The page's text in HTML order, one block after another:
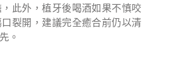
此外，植牙後喝酒如果不慎咬
裂開，建議完全癒合前仍以清
。